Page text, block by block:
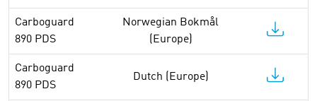
Carboguard
890 PDS
Norwegian Bokmål
(Europe)
Carboguard
890 PDS
Dutch (Europe)